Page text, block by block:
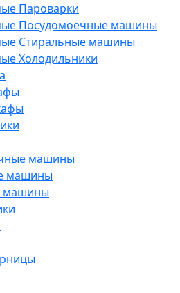
Пароварки
Посудомоечные машины
Стиральные машины
Холодильники
машины
машины
машины